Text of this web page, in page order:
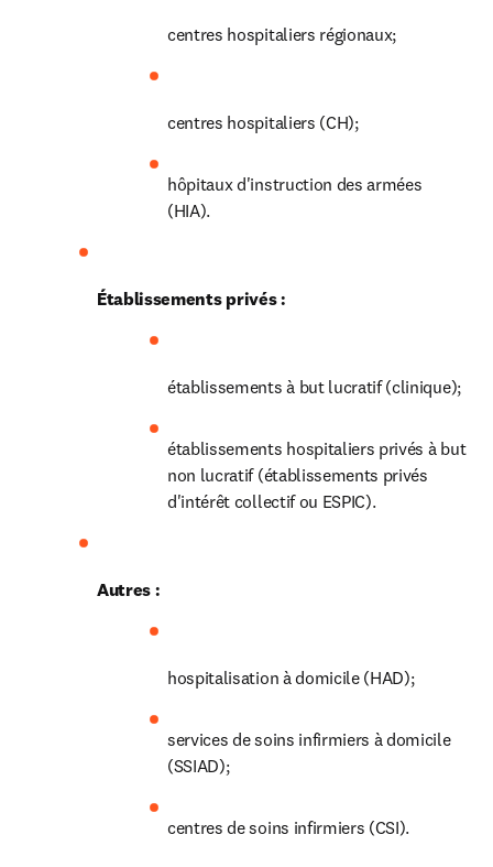
centres hospitaliers régionaux;
centres hospitaliers (CH);
hôpitaux d'instruction des armées
(HIA).
Établissements privés :
établissements à but lucratif (clinique);
établissements hospitaliers privés à but
non lucratif (établissements privés
d'intérêt collectif ou ESPIC).
Autres :
hospitalisation à domicile (HAD);
services de soins infirmiers à domicile
(SSIAD);
centres de soins infirmiers (CSI).